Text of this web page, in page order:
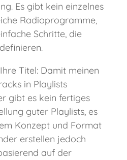
Es gibt kein einzelnes
Radioprogramme,
Schritte, die
Titel: Damit meinen
in Playlists
gibt es kein fertiges
guter Playlists, es
Konzept und Format
erstellen jedoch
auf der